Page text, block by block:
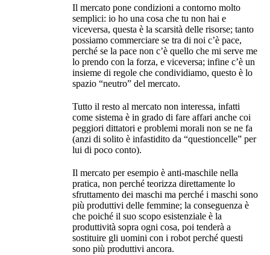
Il mercato pone condizioni a contorno molto
semplici: io ho una cosa che tu non hai e
viceversa, questa è la scarsità delle risorse; tanto
possiamo commerciare se tra di noi c’è pace,
perché se la pace non c’è quello che mi serve me
lo prendo con la forza, e viceversa; infine c’è un
insieme di regole che condividiamo, questo è lo
spazio “neutro” del mercato.
Tutto il resto al mercato non interessa, infatti
come sistema è in grado di fare affari anche coi
peggiori dittatori e problemi morali non se ne fa
(anzi di solito è infastidito da “questioncelle” per
lui di poco conto).
Il mercato per esempio è anti-maschile nella
pratica, non perché teorizza direttamente lo
sfruttamento dei maschi ma perché i maschi sono
più produttivi delle femmine; la conseguenza è
che poiché il suo scopo esistenziale è la
produttività sopra ogni cosa, poi tenderà a
sostituire gli uomini con i robot perché questi
sono più produttivi ancora.